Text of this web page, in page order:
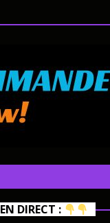
DIRECT :